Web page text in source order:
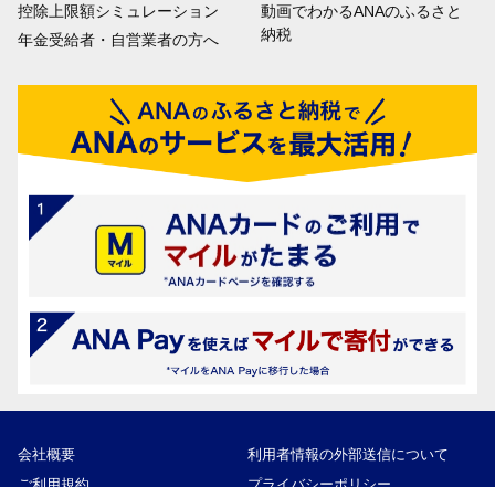
控除上限額シミュレーション
年金受給者・自営業者の方へ
動画でわかるANAのふるさと
納税
会社概要
利用者情報の外部送信について